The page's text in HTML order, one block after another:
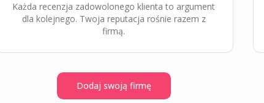
Każda recenzja zadowolonego klienta to argument
dla kolejnego. Twoja reputacja rośnie razem z
firmą.
Dodaj swoją firmę